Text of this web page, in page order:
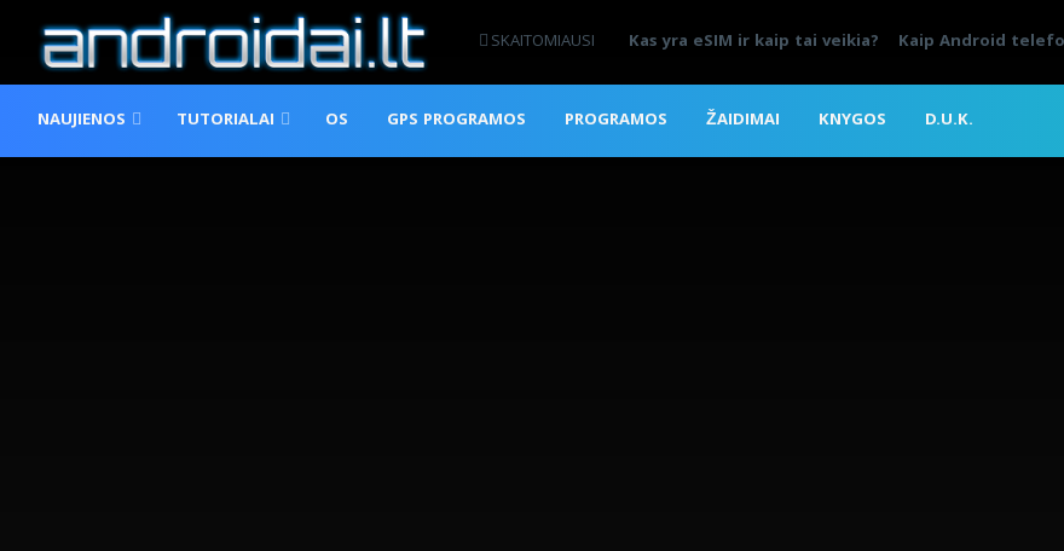
SKAITOMIAUSI Kas yra eSIM ir kaip tai veikia? Kaip Android
NAUJIENOS TUTORIALAI OS GPS PROGRAMOS PROGRAMOS ŽAIDIMAI KNYGOS D.U.K.